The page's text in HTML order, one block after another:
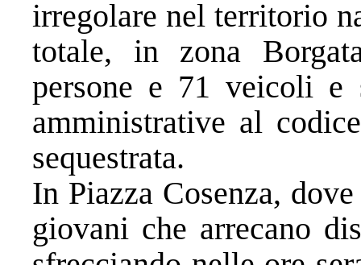
irregolare nel territorio
totale, in zona
persone e 71 veicoli e
amministrative al
sequestrata.
In Piazza Cosenza,
giovani che arrecano